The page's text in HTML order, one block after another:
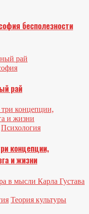
бесполезности
рай
Психология
концепции,
и жизни
Теория культуры